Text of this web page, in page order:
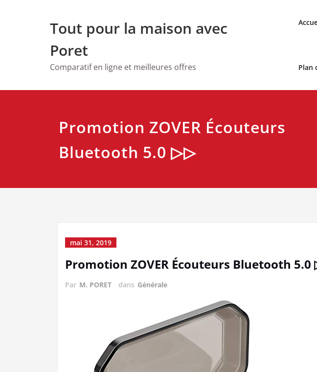
Tout pour la maison avec
Poret
Comparatif en ligne et meilleures offres Plan
Promotion ZOVER Écouteurs
Bluetooth 5.0 ▷▷
mai 31, 2019
Promotion ZOVER Écouteurs Bluetooth 5.0
Par M. PORET dans Générale